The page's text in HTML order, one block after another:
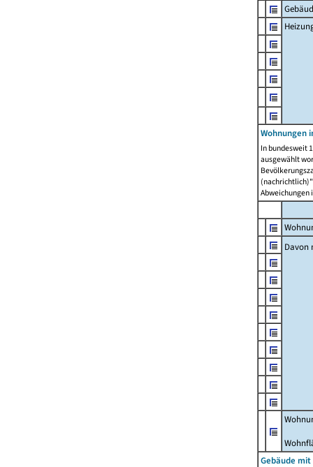
Wohnungen
In bundesweit
ausgewählt
Abweichungen
Davon
Gebäude